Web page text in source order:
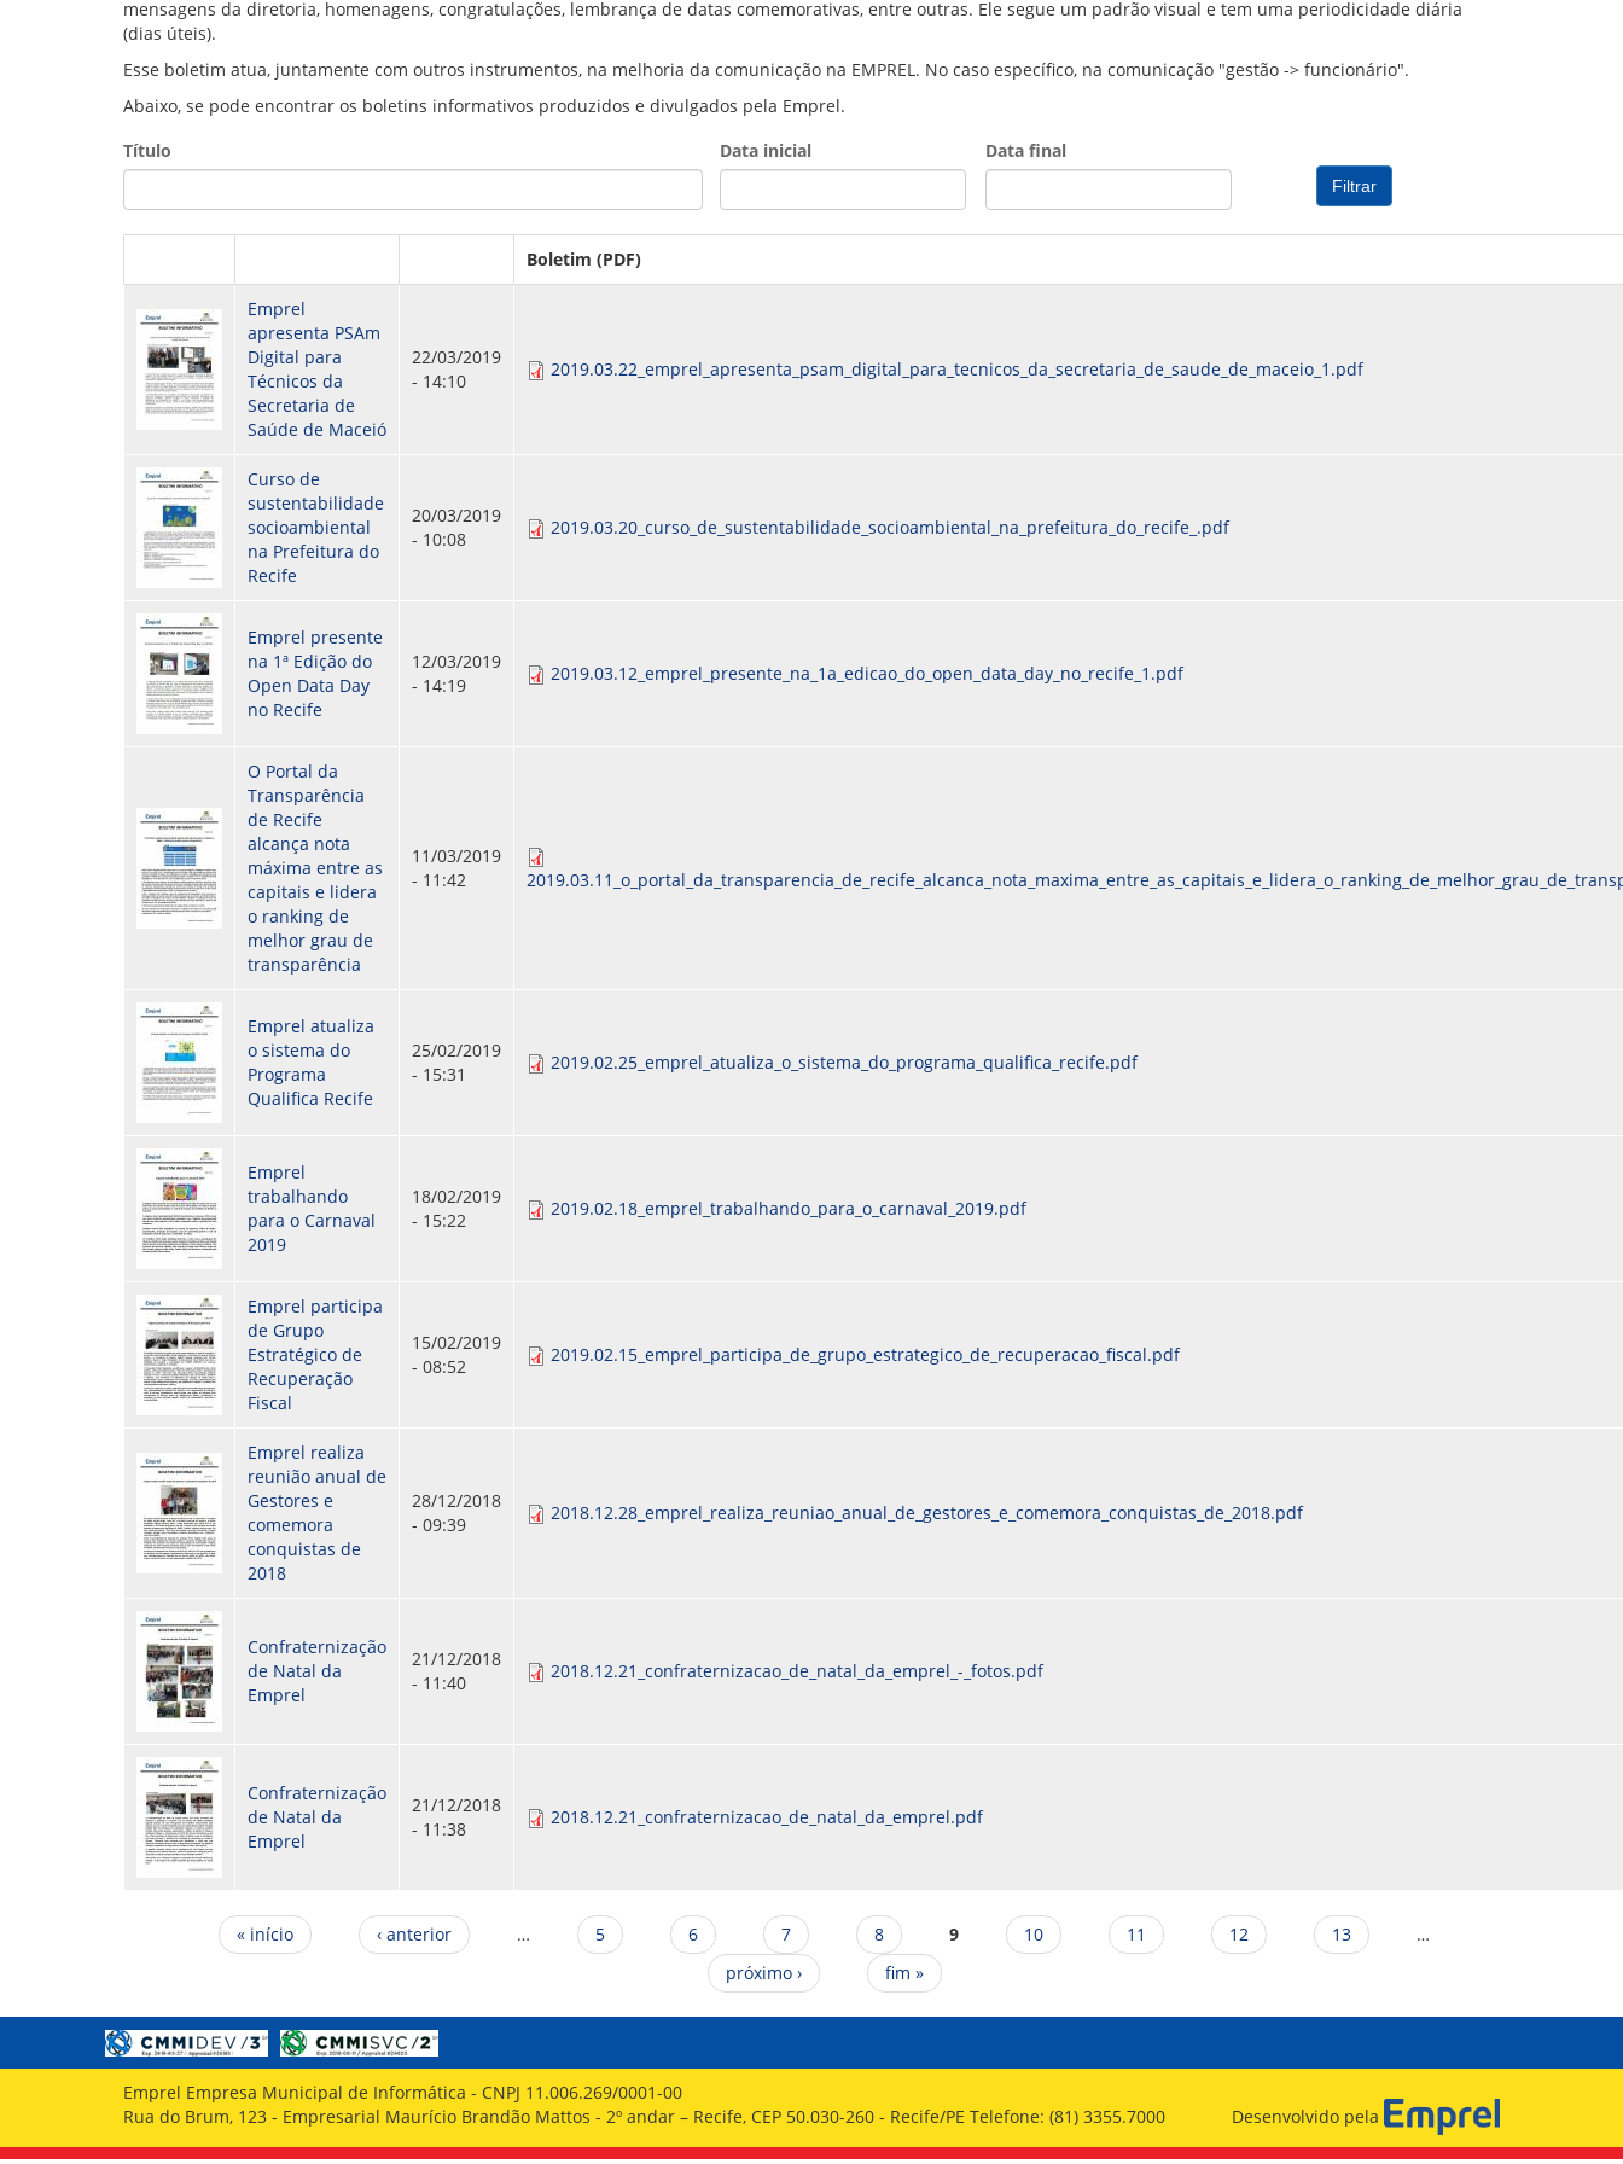
GOVERNANÇA
PPP - PERFIL PROFISSIOGRÁFICO PREVIDENCIÁRIO
PROGRAMA DE ESTAGIÁRIO
SAÚDE DO TRABALHADOR
MODELO
PUBLICAÇÕES
PORTARIAS
DIVERSOS
CHAMAMENTOS PÚBLICOS
mensagens da diretoria, homenagens, congratulações, lembrança de datas comemorativas, entre outras. Ele segue um padrão visual e tem uma periodicidade diária
(dias úteis).
Esse boletim atua, juntamente com outros instrumentos, na melhoria da comunicação na EMPREL. No caso específico, na comunicação "gestão -> funcionário".
Abaixo, se pode encontrar os boletins informativos produzidos e divulgados pela Emprel.
Título
Data inicial
Date
Data final
Date
Boletim (PDF)
Emprel
apresenta PSAm
Digital para
Técnicos da
Secretaria de
Saúde de Maceió
22/03/2019
- 14:10
2019.03.22_emprel_apresenta_psam_digital_para_tecnicos_da_secretaria_de_saude_de_maceio_1.pdf
Curso de
sustentabilidade
socioambiental
na Prefeitura do
Recife
20/03/2019
- 10:08
2019.03.20_curso_de_sustentabilidade_socioambiental_na_prefeitura_do_recife_.pdf
Emprel presente
na 1ª Edição do
Open Data Day
no Recife
12/03/2019
- 14:19
2019.03.12_emprel_presente_na_1a_edicao_do_open_data_day_no_recife_1.pdf
O Portal da
Transparência
de Recife
alcança nota
máxima entre as
capitais e lidera
o ranking de
melhor grau de
transparência
11/03/2019
- 11:42
Emprel atualiza
o sistema do
Programa
Qualifica Recife
25/02/2019
- 15:31
2019.02.25_emprel_atualiza_o_sistema_do_programa_qualifica_recife.pdf
Emprel
trabalhando
para o Carnaval
2019
18/02/2019
- 15:22
2019.02.18_emprel_trabalhando_para_o_carnaval_2019.pdf
Emprel participa
de Grupo
Estratégico de
Recuperação
Fiscal
15/02/2019
- 08:52
2019.02.15_emprel_participa_de_grupo_estrategico_de_recuperacao_fiscal.pdf
Emprel realiza
reunião anual de
Gestores e
comemora
conquistas de
2018
28/12/2018
- 09:39
2018.12.28_emprel_realiza_reuniao_anual_de_gestores_e_comemora_conquistas_de_2018.pdf
Confraternização
de Natal da
Emprel
21/12/2018
- 11:40
2018.12.21_confraternizacao_de_natal_da_emprel_-_fotos.pdf
Confraternização
de Natal da
Emprel
21/12/2018
- 11:38
2018.12.21_confraternizacao_de_natal_da_emprel.pdf
Páginas« início ‹ anterior … 5 6 7 8 9 10 11 12 13
…
próximo ›
fim »
Emprel Empresa Municipal de Informática - CNPJ 11.006.269/0001-00
Rua do Brum, 123 - Empresarial Maurício Brandão Mattos - 2º andar – Recife, CEP 50.030-260 - Recife/PE Telefone: (81) 3355.7000
Desenvolvido pela